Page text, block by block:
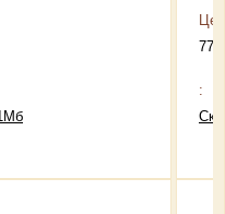
770
: